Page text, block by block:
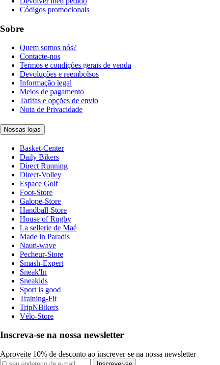
Códigos promocionais
Sobre
Quem somos nós?
Contacte-nos
Termos e condições gerais de venda
Devoluções e reembolsos
Informação legal
Meios de pagamento
Tarifas e opções de envio
Nota de Privacidade
Nossas lojas
Basket-Center
Daily Bikers
Direct Running
Direct-Volley
Espace Golf
Foot-Store
Galope-Store
Handball-Store
House of Rugby
La sellerie de Maé
Made in Paradis
Nauti-wave
Pecheur-Store
Smash-Expert
Sneak'In
Sneakids
Sport is good
Training-Fit
TripNBikers
Vélo-Store
Inscreva-se na nossa newsletter
Aproveite 10% de desconto ao inscrever-se na nossa newsletter